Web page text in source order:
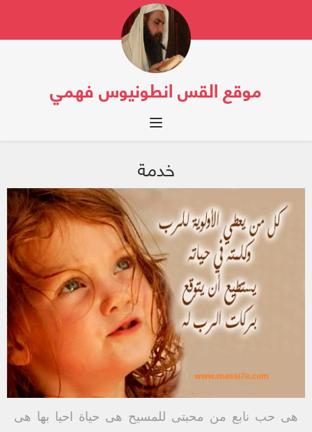
موقع القس انطونيوس فهمي
Toggle navigation
خدمة
هى حب نابع من محبتى للمسيح هى حياة احيا بها هى